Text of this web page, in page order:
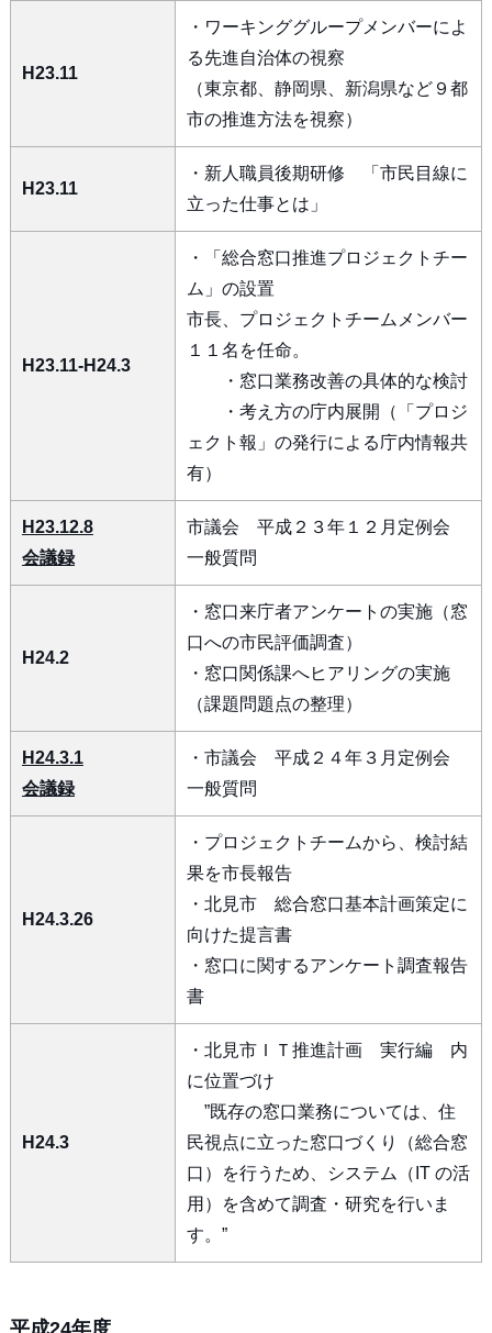
H23.11
・ワーキンググループメンバーによ
る先進自治体の視察
（東京都、静岡県、新潟県など９都
市の推進方法を視察）
H23.11
・新人職員後期研修 「市民目線に
立った仕事とは」
H23.11-H24.3
・「総合窓口推進プロジェクトチー
ム」の設置
市長、プロジェクトチームメンバー
１１名を任命。
・窓口業務改善の具体的な検討
・考え方の庁内展開（「プロジ
ェクト報」の発行による庁内情報共
有）
H23.12.8
会議録
市議会 平成２３年１２月定例会
一般質問
H24.2
・窓口来庁者アンケートの実施（窓
口への市民評価調査）
・窓口関係課へヒアリングの実施
（課題問題点の整理）
H24.3.1
会議録
・市議会 平成２４年３月定例会
一般質問
H24.3.26
・プロジェクトチームから、検討結
果を市長報告
・北見市 総合窓口基本計画策定に
向けた提言書
・窓口に関するアンケート調査報告
書
H24.3
・北見市ＩＴ推進計画 実行編 内
に位置づけ
”既存の窓口業務については、住
民視点に立った窓口づくり（総合窓
口）を行うため、システム（IT の活
用）を含めて調査・研究を行いま
す。”
平成24年度